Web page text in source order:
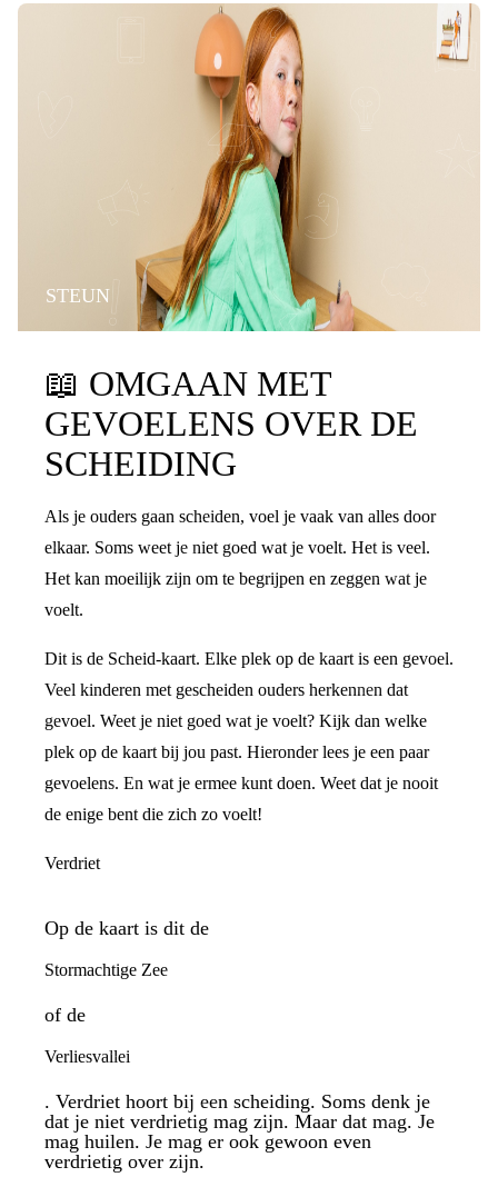
STEUN
📖 OMGAAN MET
GEVOELENS OVER DE
SCHEIDING
Als je ouders gaan scheiden, voel je vaak van alles door
elkaar. Soms weet je niet goed wat je voelt. Het is veel.
Het kan moeilijk zijn om te begrijpen en zeggen wat je
voelt.
Dit is de Scheid-kaart. Elke plek op de kaart is een gevoel.
Veel kinderen met gescheiden ouders herkennen dat
gevoel. Weet je niet goed wat je voelt? Kijk dan welke
plek op de kaart bij jou past. Hieronder lees je een paar
gevoelens. En wat je ermee kunt doen. Weet dat je nooit
de enige bent die zich zo voelt!
Verdriet
Op de kaart is dit de
Stormachtige Zee
of de
Verliesvallei
. Verdriet hoort bij een scheiding. Soms denk je
dat je niet verdrietig mag zijn. Maar dat mag. Je
mag huilen. Je mag er ook gewoon even
verdrietig over zijn.